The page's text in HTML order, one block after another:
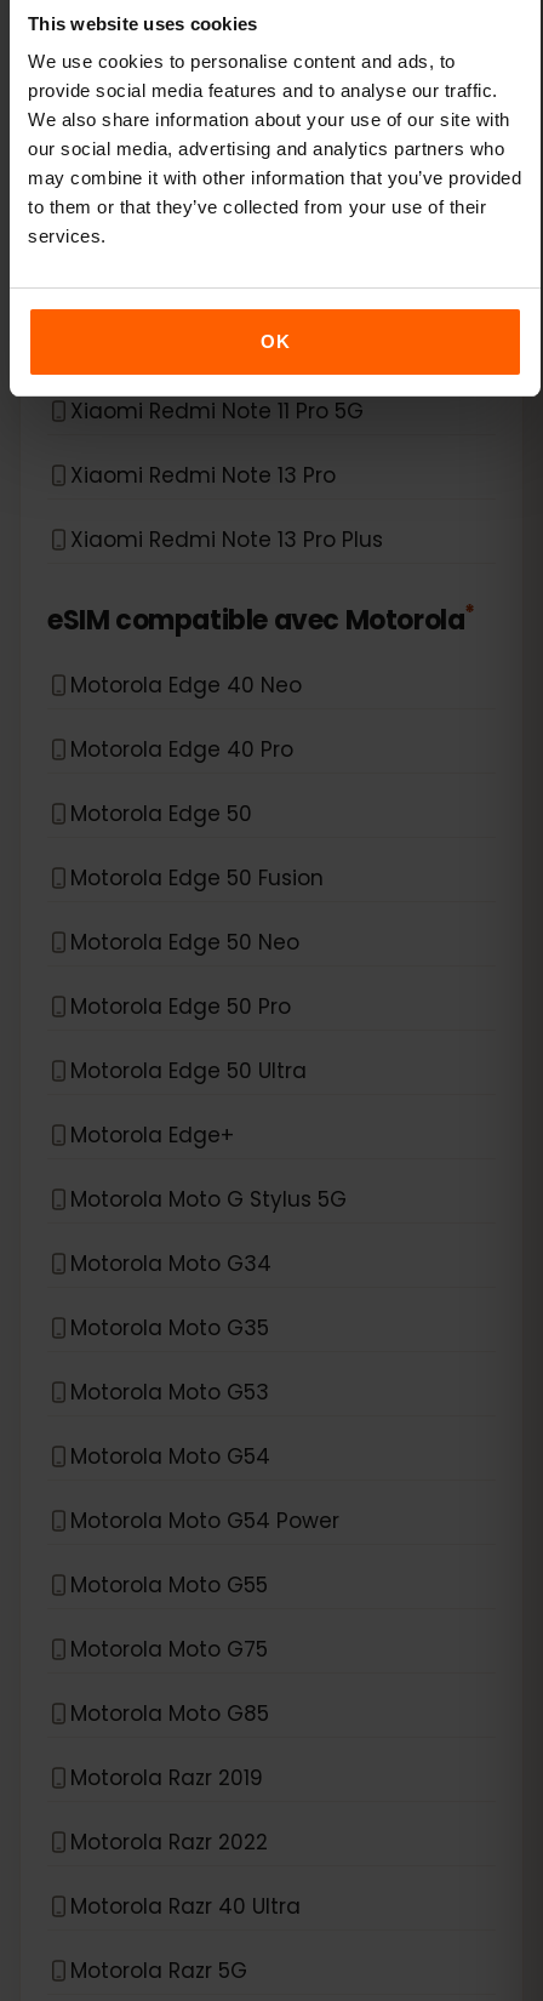
This website uses cookies
We use cookies to personalise content and ads, to
provide social media features and to analyse our traffic.
We also share information about your use of our site with
our social media, advertising and analytics partners who
may combine it with other information that you’ve provided
to them or that they’ve collected from your use of their
services.
OK
Xiaomi 13T Pro
Xiaomi 14
Xiaomi 14 Pro
Xiaomi 14T
Xiaomi 14T Pro
Xiaomi Redmi Note 11 Pro 5G
Xiaomi Redmi Note 13 Pro
Xiaomi Redmi Note 13 Pro Plus
eSIM compatible avec Motorola*
Motorola Edge 40 Neo
Motorola Edge 40 Pro
Motorola Edge 50
Motorola Edge 50 Fusion
Motorola Edge 50 Neo
Motorola Edge 50 Pro
Motorola Edge 50 Ultra
Motorola Edge+
Motorola Moto G Stylus 5G
Motorola Moto G34
Motorola Moto G35
Motorola Moto G53
Motorola Moto G54
Motorola Moto G54 Power
Motorola Moto G55
Motorola Moto G75
Motorola Moto G85
Motorola Razr 2019
Motorola Razr 2022
Motorola Razr 40 Ultra
Motorola Razr 5G